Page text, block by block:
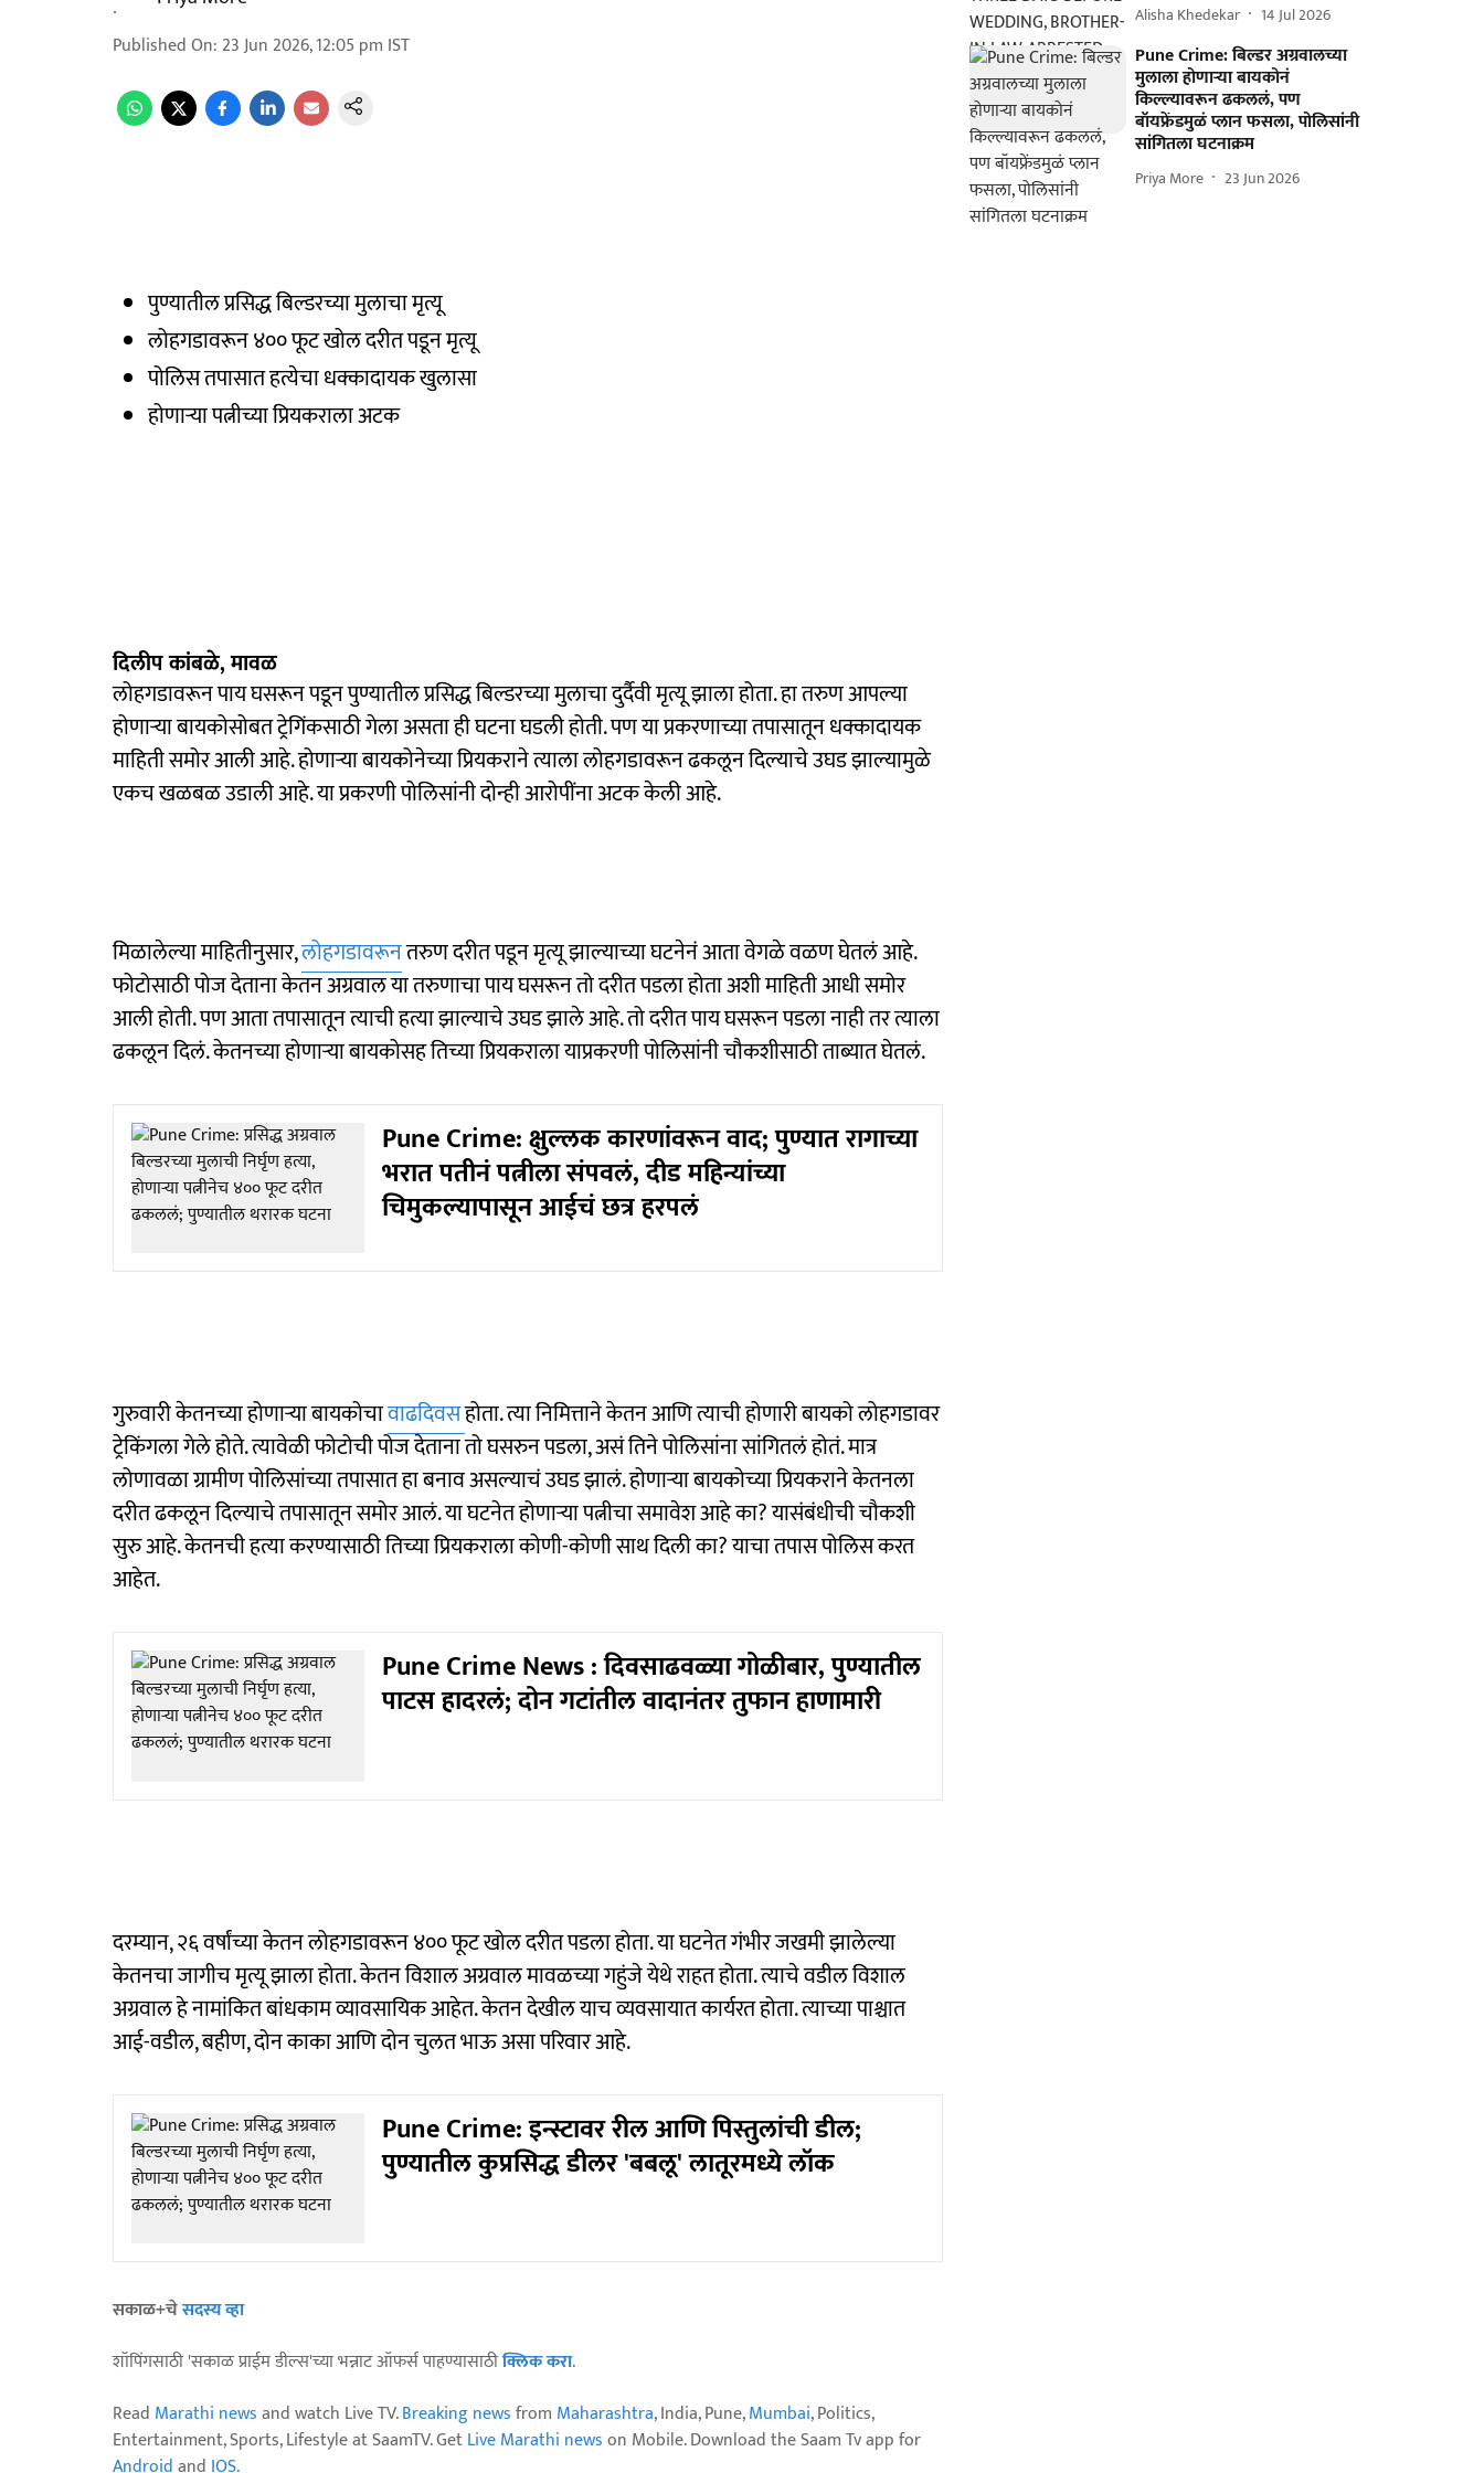
Published On: 23 Jun 2026, 12:05 pm IST
पुण्यातील प्रसिद्ध बिल्डरच्या मुलाचा मृत्यू
लोहगडावरून ४०० फूट खोल दरीत पडून मृत्यू
पोलिस तपासात हत्येचा धक्कादायक खुलासा
होणाऱ्या पत्नीच्या प्रियकराला अटक
दिलीप कांबळे, मावळ
लोहगडावरून पाय घसरून पडून पुण्यातील प्रसिद्ध बिल्डरच्या मुलाचा दुर्दैवी मृत्यू झाला होता. हा तरुण आपल्या
होणाऱ्या बायकोसोबत ट्रेगिंकसाठी गेला असता ही घटना घडली होती. पण या प्रकरणाच्या तपासातून धक्कादायक
माहिती समोर आली आहे. होणाऱ्या बायकोनेच्या प्रियकराने त्याला लोहगडावरून ढकलून दिल्याचे उघड झाल्यामुळे
एकच खळबळ उडाली आहे. या प्रकरणी पोलिसांनी दोन्ही आरोपींना अटक केली आहे.
मिळालेल्या माहितीनुसार,लोहगडावरूनतरुण दरीत पडून मृत्यू झाल्याच्या घटनेनं आता वेगळे वळण घेतलं आहे.
फोटोसाठी पोज देताना केतन अग्रवाल या तरुणाचा पाय घसरून तो दरीत पडला होता अशी माहिती आधी समोर
आली होती. पण आता तपासातून त्याची हत्या झाल्याचे उघड झाले आहे. तो दरीत पाय घसरून पडला नाही तर त्याला
ढकलून दिलं. केतनच्या होणाऱ्या बायकोसह तिच्या प्रियकराला याप्रकरणी पोलिसांनी चौकशीसाठी ताब्यात घेतलं.
Pune Crime: क्षुल्लक कारणांवरून वाद; पुण्यात रागाच्या
भरात पतीनं पत्नीला संपवलं, दीड महिन्यांच्या
चिमुकल्यापासून आईचं छत्र हरपलं
गुरुवारी केतनच्या होणाऱ्या बायकोचावाढदिवसहोता. त्या निमित्ताने केतन आणि त्याची होणारी बायको लोहगडावर
ट्रेकिंगला गेले होते. त्यावेळी फोटोची पोज देताना तो घसरुन पडला, असं तिने पोलिसांना सांगितलं होतं. मात्र
लोणावळा ग्रामीण पोलिसांच्या तपासात हा बनाव असल्याचं उघड झालं. होणाऱ्या बायकोच्या प्रियकराने केतनला
दरीत ढकलून दिल्याचे तपासातून समोर आलं. या घटनेत होणाऱ्या पत्नीचा समावेश आहे का? यासंबंधीची चौकशी
सुरु आहे. केतनची हत्या करण्यासाठी तिच्या प्रियकराला कोणी-कोणी साथ दिली का? याचा तपास पोलिस करत
आहेत.
Pune Crime News : दिवसाढवळ्या गोळीबार, पुण्यातील
पाटस हादरलं; दोन गटांतील वादानंतर तुफान हाणामारी
दरम्यान, २६ वर्षांच्या केतन लोहगडावरून ४०० फूट खोल दरीत पडला होता. या घटनेत गंभीर जखमी झालेल्या
केतनचा जागीच मृत्यू झाला होता. केतन विशाल अग्रवाल मावळच्या गहुंजे येथे राहत होता. त्याचे वडील विशाल
अग्रवाल हे नामांकित बांधकाम व्यावसायिक आहेत. केतन देखील याच व्यवसायात कार्यरत होता. त्याच्या पाश्चात
आई-वडील, बहीण, दोन काका आणि दोन चुलत भाऊ असा परिवार आहे.
Pune Crime: इन्स्टावर रील आणि पिस्तुलांची डील;
पुण्यातील कुप्रसिद्ध डीलर 'बबलू' लातूरमध्ये लॉक
सकाळ+चेसदस्य व्हा
शॉपिंगसाठी 'सकाळ प्राईम डील्स'च्या भन्नाट ऑफर्स पाहण्यासाठीक्लिक करा.
Read Marathi newsand watch Live TV.Breaking newsfrom Maharashtra, India, Pune,Mumbai, Politics,
Entertainment, Sports, Lifestyle at SaamTV. GetLive Marathi newson Mobile. Download the Saam Tv app for
Alisha Khedekar 14 Jul 2026
Pune Crime: बिल्डर अग्रवालच्या
मुलाला होणाऱ्या बायकोनं
किल्ल्यावरून ढकललं, पण
बॉयफ्रेंडमुळं प्लान फसला, पोलिसांनी
सांगितला घटनाक्रम
Priya More 23 Jun 2026